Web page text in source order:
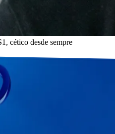
cético desde sempre